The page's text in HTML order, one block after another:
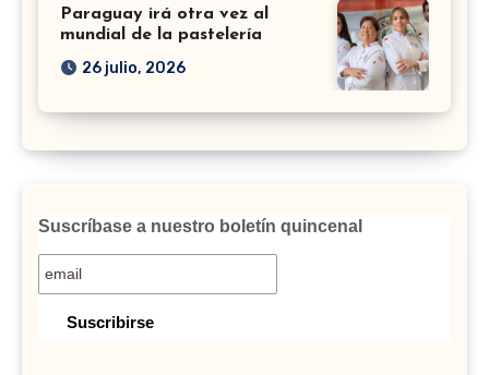
Paraguay irá otra vez al
mundial de la pastelería
26 julio, 2026
Suscríbase a nuestro boletín quincenal